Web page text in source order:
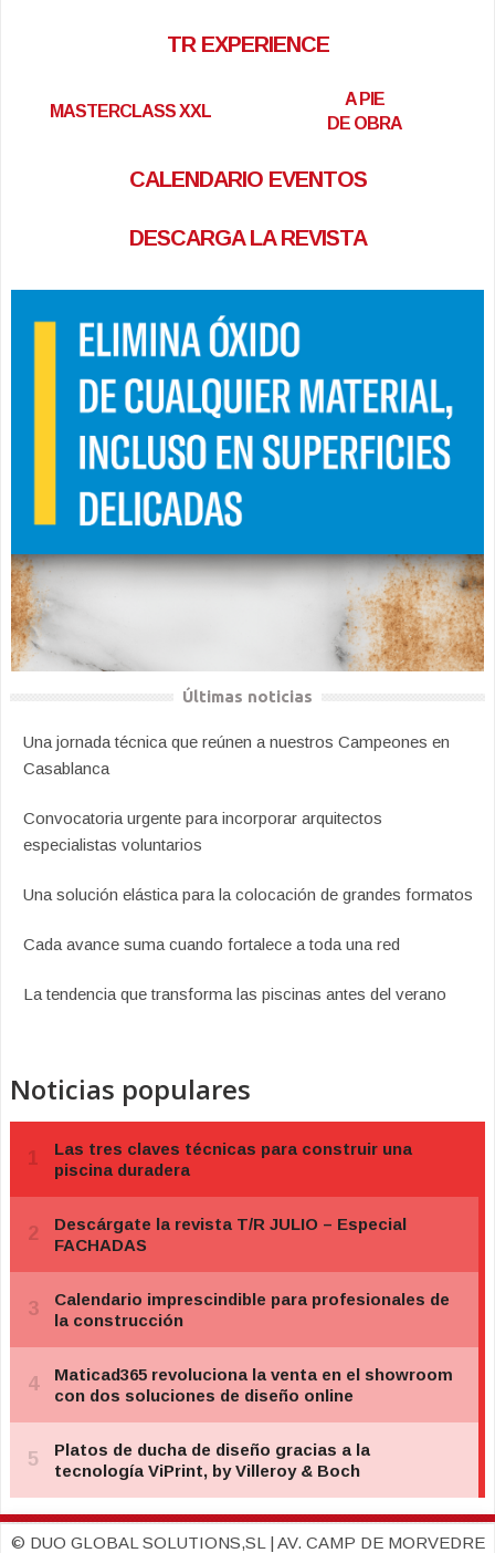
TR EXPERIENCE
MASTERCLASS XXL
A PIE
DE OBRA
CALENDARIO EVENTOS
DESCARGA LA REVISTA
Últimas noticias
Una jornada técnica que reúnen a nuestros Campeones en
Casablanca
Convocatoria urgente para incorporar arquitectos
especialistas voluntarios
Una solución elástica para la colocación de grandes formatos
Cada avance suma cuando fortalece a toda una red
La tendencia que transforma las piscinas antes del verano
Noticias populares
© DUO GLOBAL SOLUTIONS,SL | AV. CAMP DE MORVEDRE